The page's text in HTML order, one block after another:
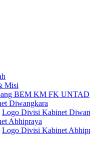
Misi
BEM KM FK UNTAD
Diwangkara
Logo Divisi Kabinet
Abhipraya
Logo Divisi Kabinet